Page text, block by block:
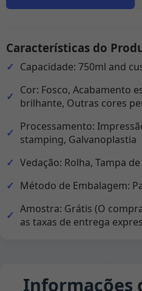
Características do
Capacidade: 750ml and
Cor: Fosco, Acabamento
brilhante, Outras cores
Processamento:
stamping, Galvanoplastia
Vedação: Rolha, Tampa
Método de Embalagem:
Amostra: Grátis (O
as taxas de entrega
Informações